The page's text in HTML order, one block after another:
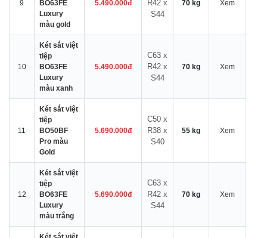
9
BO63FE
Luxury
màu gold
5.490.000đ
R42 x
S44
70 kg Xem
10
Két sắt việt
tiệp
BO63FE
Luxury
màu xanh
5.490.000đ
C63 x
R42 x
S44
70 kg Xem
11
Két sắt việt
tiệp
BO50BF
Pro màu
Gold
5.690.000đ
C50 x
R38 x
S40
55 kg Xem
12
Két sắt việt
tiệp
BO63FE
Luxury
màu trắng
5.690.000đ
C63 x
R42 x
S44
70 kg Xem